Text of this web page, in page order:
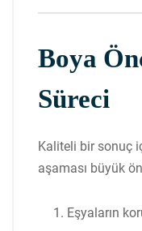
Boya
Süreci
Kaliteli bir sonuç
aşaması büyük
Eşyaların